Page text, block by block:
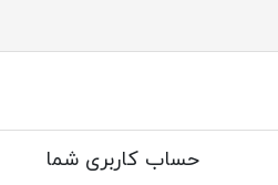
حساب کاربری شما